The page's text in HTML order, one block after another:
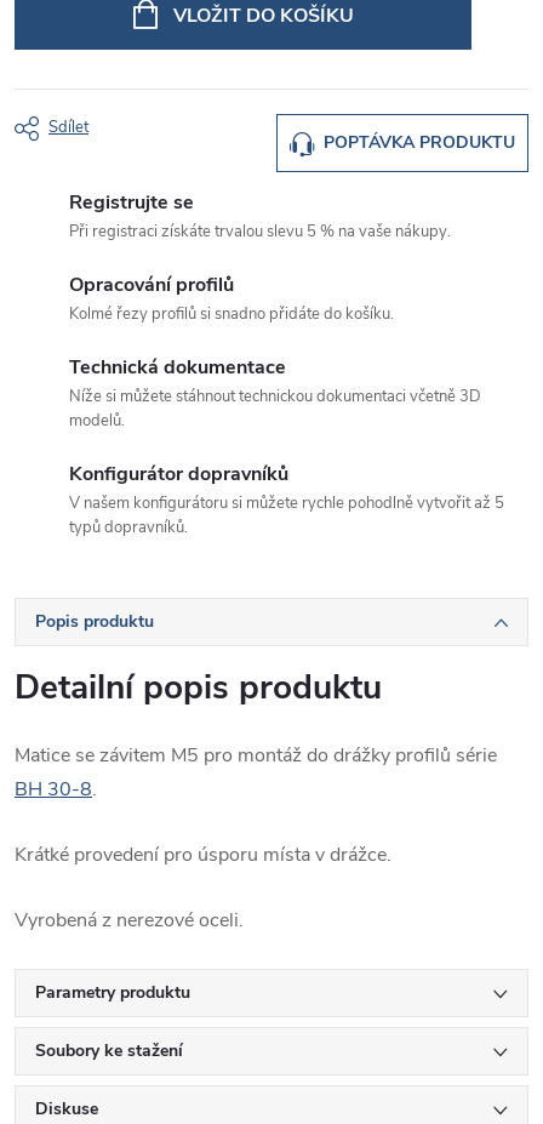
VLOŽIT DO KOŠÍKU
POPTÁVKA PRODUKTU
Sdílet
Registrujte se
Při registraci získáte trvalou slevu 5 % na vaše nákupy.
Opracování profilů
Kolmé řezy profilů si snadno přidáte do košíku.
Technická dokumentace
Níže si můžete stáhnout technickou dokumentaci včetně 3D
modelů.
Konfigurátor dopravníků
V našem konfigurátoru si můžete rychle pohodlně vytvořit až 5
typů dopravníků.
Popis produktu
Detailní popis produktu
Matice se závitem M5 pro montáž do drážky profilů série
BH 30-8.
Krátké provedení pro úsporu místa v drážce.
Vyrobená z nerezové oceli.
Parametry produktu
Soubory ke stažení
Diskuse